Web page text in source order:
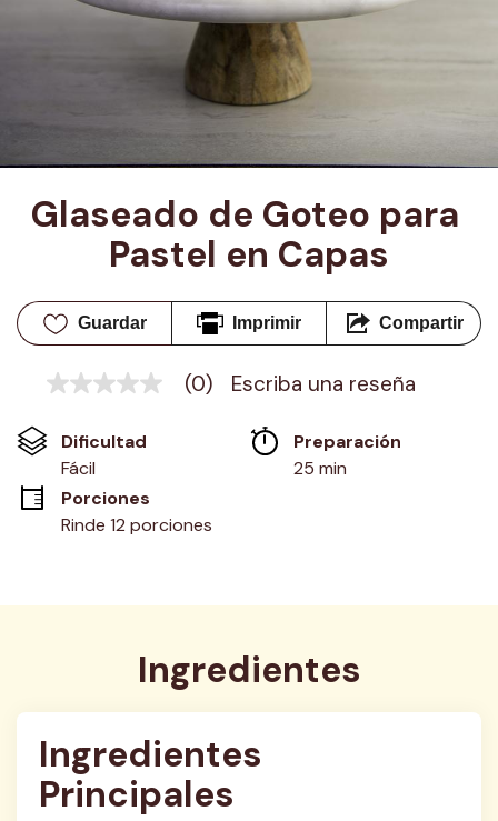
Glaseado de Goteo para
Pastel en Capas
Guardar Imprimir Compartir
Sin
en
misma
página.
(0) Escriba una reseña
Dificultad
Fácil
Preparación
25 min
Porciones
Rinde 12 porciones
Ingredientes
Ingredientes
Principales